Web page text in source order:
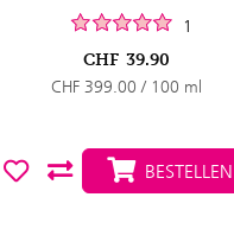
1
CHF 39.90
CHF 399.00 / 100 ml
BESTELLEN